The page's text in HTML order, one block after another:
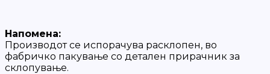
Напомена:
Производот се испорачува расклопен, во
фабричко пакување со детален прирачник за
склопување.